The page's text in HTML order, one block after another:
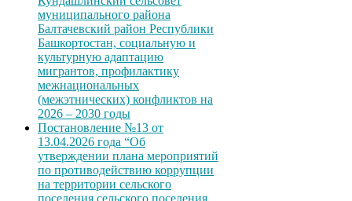
муниципального района
Балтачевский район Республики
Башкортостан, социальную и
культурную адаптацию
мигрантов, профилактику
межнациональных
(межэтнических) конфликтов на
2026 – 2030 годы
Постановление №13 от
13.04.2026 года “Об
утверждении плана мероприятий
по противодействию коррупции
на территории сельского